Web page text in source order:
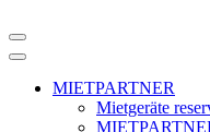
MIETPARTNER
Mietgeräte